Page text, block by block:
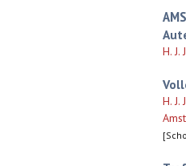
H. J.
H. J.